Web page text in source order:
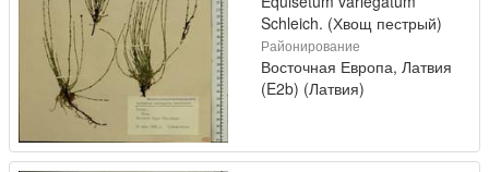
Schleich. (Хвощ пестрый)
Районирование
Восточная Европа, Латвия
(E2b) (Латвия)